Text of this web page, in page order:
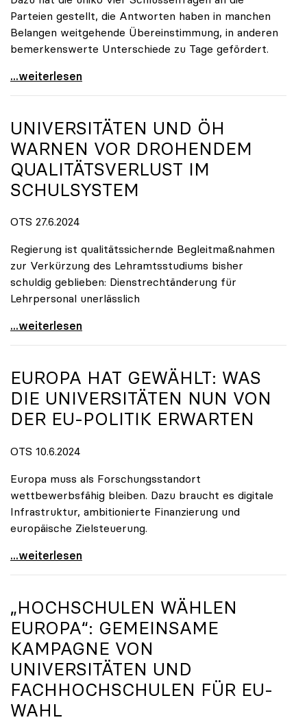
Parteien gestellt, die Antworten haben in manchen
Belangen weitgehende Übereinstimmung, in anderen
bemerkenswerte Unterschiede zu Tage gefördert.
uniko-Fragen an die Parteien: Wie halten Sie es
...weiterlesen
UNIVERSITÄTEN UND ÖH
WARNEN VOR DROHENDEM
QUALITÄTSVERLUST IM
SCHULSYSTEM
OTS 27.6.2024
Regierung ist qualitätssichernde Begleitmaßnahmen
zur Verkürzung des Lehramtsstudiums bisher
schuldig geblieben: Dienstrechtänderung für
Lehrpersonal unerlässlich
Universitäten und ÖH warnen vor drohendem
...weiterlesen
EUROPA HAT GEWÄHLT: WAS
DIE UNIVERSITÄTEN NUN VON
DER EU-POLITIK ERWARTEN
OTS 10.6.2024
Europa muss als Forschungsstandort
wettbewerbsfähig bleiben. Dazu braucht es digitale
Infrastruktur, ambitionierte Finanzierung und
europäische Zielsteuerung.
Europa hat gewählt: Was die Universitäten nun von
...weiterlesen
„HOCHSCHULEN WÄHLEN
EUROPA“: GEMEINSAME
KAMPAGNE VON
UNIVERSITÄTEN UND
FACHHOCHSCHULEN FÜR EU-
WAHL